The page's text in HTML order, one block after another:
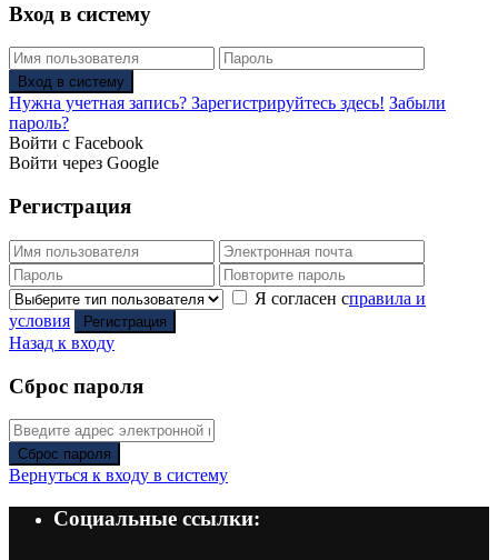
Вход в систему
Вход в систему
Нужна учетная запись? Зарегистрируйтесь здесь! Забыли
пароль?
Войти с Facebook
Войти через Google
Регистрация
Я согласен справила и
условия
Регистрация
Назад к входу
Сброс пароля
Сброс пароля
Вернуться к входу в систему
Социальные ссылки: